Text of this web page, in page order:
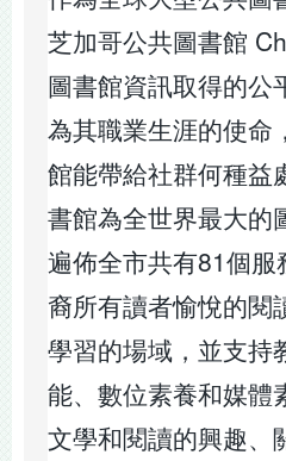
芝加哥公共圖書館
圖書館資訊取得的公
為其職業生涯的使命
館能帶給社群何種益
書館為全世界最大的
遍佈全市共有81個
裔所有讀者愉悅的閱
學習的場域，並支持
能、數位素養和媒體
文學和閱讀的興趣、